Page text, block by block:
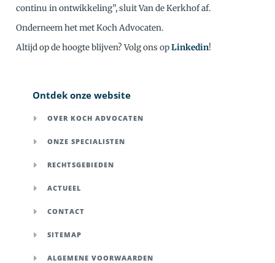
continu in ontwikkeling”, sluit Van de Kerkhof af.
Onderneem het met Koch Advocaten.
Altijd op de hoogte blijven? Volg ons opLinkedin!
Ontdek onze website
OVER KOCH ADVOCATEN
ONZE SPECIALISTEN
RECHTSGEBIEDEN
ACTUEEL
CONTACT
SITEMAP
ALGEMENE VOORWAARDEN